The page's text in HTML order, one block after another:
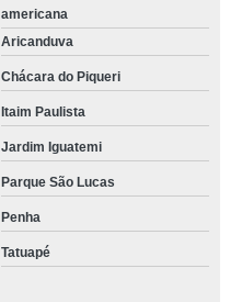
americana
Aricanduva
Chácara do Piqueri
Itaim Paulista
Jardim Iguatemi
Parque São Lucas
Penha
Tatuapé